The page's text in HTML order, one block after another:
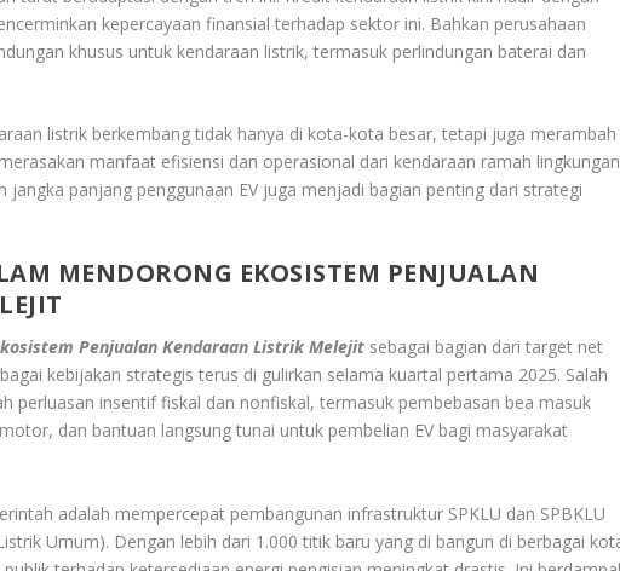
kepercayaan finansial terhadap sektor ini. Bahkan perusahaan
khusus untuk kendaraan listrik, termasuk perlindungan baterai dan
listrik berkembang tidak hanya di kota-kota besar, tetapi juga merambah
manfaat efisiensi dan operasional dari kendaraan ramah
jangka panjang penggunaan EV juga menjadi bagian penting dari strategi
MENDORONG EKOSISTEM PENJUALAN
Penjualan Kendaraan Listrik Melejit sebagai bagian dari target net
kebijakan strategis terus di gulirkan selama kuartal pertama 2025. Salah
perluasan insentif fiskal dan nonfiskal, termasuk pembebasan bea masuk
dan bantuan langsung tunai untuk pembelian EV bagi masyarakat
adalah mempercepat pembangunan infrastruktur SPKLU dan SPBKLU
Umum). Dengan lebih dari 1.000 titik baru yang di bangun di berbagai